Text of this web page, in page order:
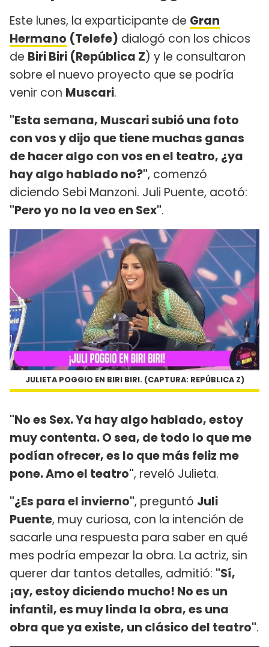
Este lunes, la exparticipante de Gran
Hermano (Telefe) dialogó con los chicos
de Biri Biri (República Z) y le consultaron
sobre el nuevo proyecto que se podría
venir con Muscari.
"Esta semana, Muscari subió una foto
con vos y dijo que tiene muchas ganas
de hacer algo con vos en el teatro, ¿ya
hay algo hablado no?", comenzó
diciendo Sebi Manzoni. Juli Puente, acotó:
"Pero yo no la veo en Sex".
JULIETA POGGIO EN BIRI BIRI. (CAPTURA: REPÚBLICA Z)
"No es Sex. Ya hay algo hablado, estoy
muy contenta. O sea, de todo lo que me
podían ofrecer, es lo que más feliz me
pone. Amo el teatro", reveló Julieta.
"¿Es para el invierno", preguntó Juli
Puente, muy curiosa, con la intención de
sacarle una respuesta para saber en qué
mes podría empezar la obra. La actriz, sin
querer dar tantos detalles, admitió: "Sí,
¡ay, estoy diciendo mucho! No es un
infantil, es muy linda la obra, es una
obra que ya existe, un clásico del teatro".